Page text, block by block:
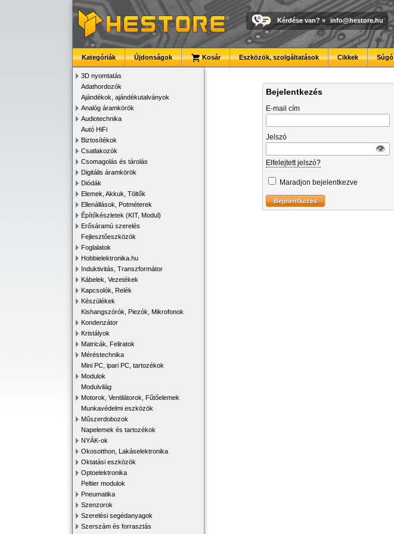
Kérdése van? » info@hestore.hu
Kategóriák Újdonságok Kosár Eszközök, szolgáltatások Cikkek Súgó
3D nyomtatás
Adathordozók
Ajándékok, ajándékutalványok
Analóg áramkörök
Audiotechnika
Autó HiFi
Biztosítékok
Csatlakozók
Csomagolás és tárolás
Digitális áramkörök
Diódák
Elemek, Akkuk, Töltők
Ellenállások, Potméterek
Építőkészletek (KIT, Modul)
Erősáramú szerelés
Fejlesztőeszközök
Foglalatok
Hobbielektronika.hu
Induktivitás, Transzformátor
Kábelek, Vezetékek
Kapcsolók, Relék
Készülékek
Kishangszórók, Piezók, Mikrofonok
Kondenzátor
Kristályok
Matricák, Feliratok
Méréstechnika
Mini PC, ipari PC, tartozékok
Modulok
Modulvilág
Motorok, Ventilátorok, Fűtőelemek
Munkavédelmi eszközök
Műszerdobozok
Napelemek és tartozékok
NYÁK-ok
Okosotthon, Lakáselektronika
Oktatási eszközök
Optoelektronika
Peltier modulok
Pneumatika
Szenzorok
Szerelési segédanyagok
Szerszám és forrasztás
Bejelentkezés
E-mail cím
Jelszó
👁︎
Elfelejtett jelszó?
Maradjon bejelentkezve